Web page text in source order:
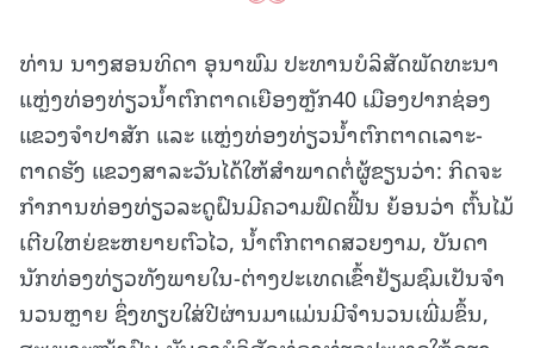
ທ່ານ ນາງສອນທິດາ ອຸນາພົມ ປະທານບໍລິສັດພັດທະນາ
ແຫຼ່ງທ່ອງທ່ຽວນໍ້າຕົກຕາດເຍືອງຫຼັກ40 ເມືອງປາກຊ່ອງ
ແຂວງຈໍາປາສັກ ແລະ ແຫຼ່ງທ່ອງທ່ຽວນໍ້າຕົກຕາດເລາະ-
ຕາດຮັງ ແຂວງສາລະວັນໄດ້ໃຫ້ສໍາພາດຕໍ່ຜູ້ຂຽນວ່າ: ກິດຈະ
ກໍາການທ່ອງທ່ຽວລະດູຝົນມີຄວາມຟົດຟື້ນ ຍ້ອນວ່າ ຕົ້ນໄມ້
ເຕີບໃຫຍ່ຂະຫຍາຍຕົວໄວ, ນໍ້າຕົກຕາດສວຍງາມ, ບັນດາ
ນັກທ່ອງທ່ຽວທັງພາຍໃນ-ຕ່າງປະເທດເຂົ້າຢ້ຽມຊົມເປັນຈໍາ
ນວນຫຼາຍ ຊຶ່ງທຽບໃສ່ປີຜ່ານມາແມ່ນມີຈໍານວນເພີ່ມຂຶ້ນ,